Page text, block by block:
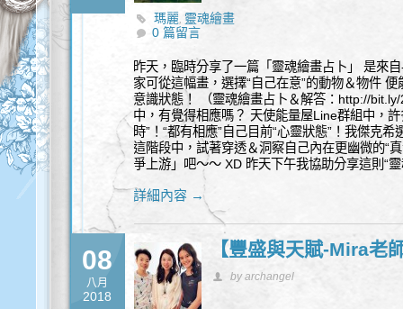
瑪麗, 靈魂繪畫
0 篇留言
昨天，臨時分享了一篇「靈魂繪畫占卜」 是來
家可從這幅畫，選擇“自己在意”的動物＆物件
意識狀態！ （靈魂繪畫占卜＆解答：http://
中，有覺得相應嗎？ 天使能量屋Line群組中，
時”！“都有相應”自己目前“心靈狀態”！我傑克
這階段中，試著穿透＆洞察自己內在更幽微的“
爭上游」吧～～ XD 昨天下午我協助分享這則“
詳細內容 →
08
八月
2018
【豐盛與天賦-Mira老
by archangel